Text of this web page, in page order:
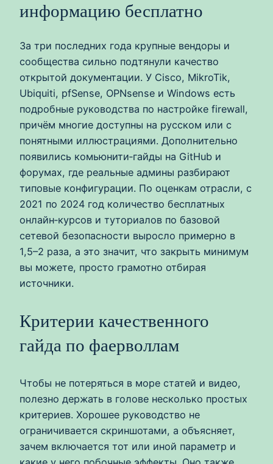
информацию бесплатно
За три последних года крупные вендоры и
сообщества сильно подтянули качество
открытой документации. У Cisco, MikroTik,
Ubiquiti, pfSense, OPNsense и Windows есть
подробные руководства по настройке firewall,
причём многие доступны на русском или с
понятными иллюстрациями. Дополнительно
появились комьюнити‑гайды на GitHub и
форумах, где реальные админы разбирают
типовые конфигурации. По оценкам отрасли, с
2021 по 2024 год количество бесплатных
онлайн‑курсов и туториалов по базовой
сетевой безопасности выросло примерно в
1,5–2 раза, а это значит, что закрыть минимум
вы можете, просто грамотно отбирая
источники.
Критерии качественного
гайда по фаерволлам
Чтобы не потеряться в море статей и видео,
полезно держать в голове несколько простых
критериев. Хорошее руководство не
ограничивается скриншотами, а объясняет,
зачем включается тот или иной параметр и